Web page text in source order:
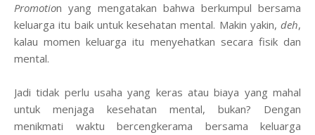
Promotion yang mengatakan bahwa berkumpul bersama
keluarga itu baik untuk kesehatan mental. Makin yakin, deh,
kalau momen keluarga itu menyehatkan secara fisik dan
mental.
Jadi tidak perlu usaha yang keras atau biaya yang mahal
untuk menjaga kesehatan mental, bukan? Dengan
menikmati waktu bercengkerama bersama keluarga